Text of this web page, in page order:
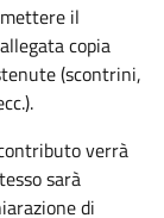
il
copia
(scontrini,
verrà
sarà
di